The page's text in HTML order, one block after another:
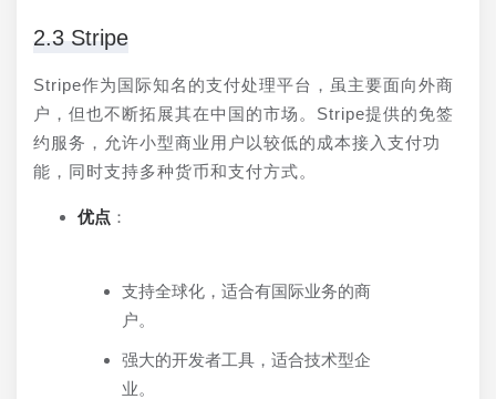
2.3 Stripe
Stripe作为国际知名的支付处理平台，虽主要面向外商
户，但也不断拓展其在中国的市场。Stripe提供的免签
约服务，允许小型商业用户以较低的成本接入支付功
能，同时支持多种货币和支付方式。
优点 ：
支持全球化，适合有国际业务的商
户。
强大的开发者工具，适合技术型企
业。